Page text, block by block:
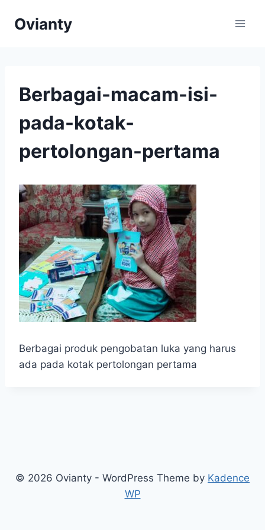
Ovianty
Berbagai-macam-isi-
pada-kotak-
pertolongan-pertama
Berbagai produk pengobatan luka yang harus
ada pada kotak pertolongan pertama
© 2026 Ovianty - WordPress Theme by Kadence
WP